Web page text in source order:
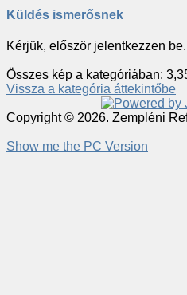
Küldés ismerősnek
Kérjük, először jelentkezzen
Összes kép a kategóriában:
Vissza a kategória áttekintőbe
Copyright © 2026. Zempléni
Show me the PC Version